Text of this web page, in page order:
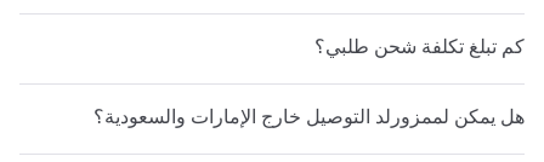
كم تبلغ تكلفة شحن طلبي؟
هل يمكن لممزورلد التوصيل خارج الإمارات والسعودية؟